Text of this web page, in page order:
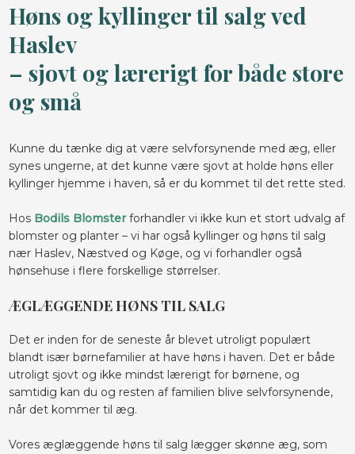
Høns og kyllinger til salg ved
Haslev
​– sjovt og lærerigt for både store
og små
Kunne du tænke dig at være selvforsynende med æg, eller
synes ungerne, at det kunne være sjovt at holde høns eller
kyllinger hjemme i haven, så er du kommet til det rette sted.
Hos Bodils Blomsterforhandler vi ikke kun et stort udvalg af
blomster og planter – vi har også kyllinger og høns til salg
nær Haslev, Næstved og Køge, og vi forhandler også
hønsehuse i flere forskellige størrelser.
ÆGLÆGGENDE HØNS TIL SALG
Det er inden for de seneste år blevet utroligt populært
blandt især børnefamilier at have høns i haven. Det er både
utroligt sjovt og ikke mindst lærerigt for børnene, og
samtidig kan du og resten af familien blive selvforsynende,
når det kommer til æg.
Vores æglæggende høns til salg lægger skønne æg, som